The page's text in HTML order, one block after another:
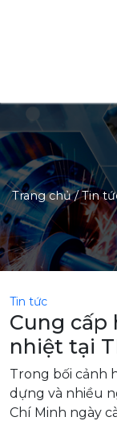
Trang chủ/Tin
Tin tức
Cung cấp
nhiệt tại
Trong bối cảnh
dựng và nhiều
Chí Minh ngày